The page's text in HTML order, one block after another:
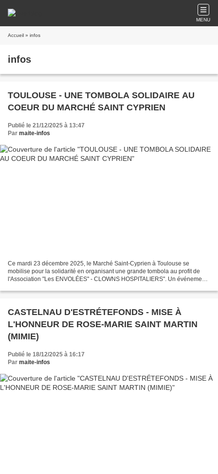
MENU
Accueil » infos
infos
TOULOUSE - UNE TOMBOLA SOLIDAIRE AU
COEUR DU MARCHÉ SAINT CYPRIEN
Publié le 21/12/2025 à 13:47
Par maite-infos
Ce mardi 23 décembre 2025, le Marché Saint-Cyprien à Toulouse se
mobilise pour la solidarité en organisant une grande tombola au profit de
l'Association "Les ENVOLÉES" - CLOWNS HOSPITALIERS". Un événement
CASTELNAU D'ESTRÉTEFONDS - MISE À
L'HONNEUR DE ROSE-MARIE SAINT MARTIN
(MIMIE)
Publié le 18/12/2025 à 16:17
Par maite-infos